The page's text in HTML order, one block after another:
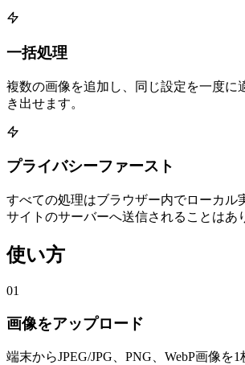
一括処理
複数の画像を追加し、同じ設定を一度に
き出せます。
プライバシーファースト
すべての処理はブラウザー内でローカル
サイトのサーバーへ送信されることはあ
使い方
01
画像をアップロード
端末からJPEG/JPG、PNG、WebP画像を